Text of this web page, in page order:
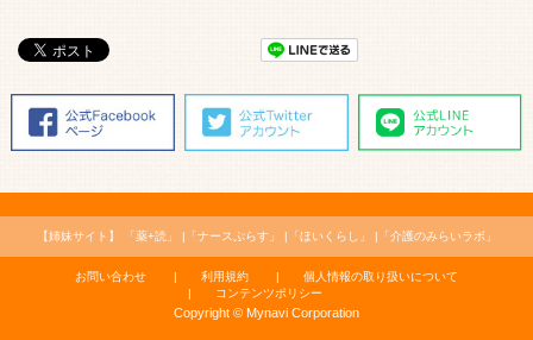
【姉妹サイト】 「薬+読」 「ナースぷらす」 「ほいくらし」 「介護のみらいラボ」
お問い合わせ 利用規約
個人情報の取り扱いについて
コンテンツポリシー
Copyright © Mynavi Corporation